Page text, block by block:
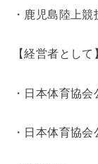
・鹿児島陸上
【経営者として
・日本体育協
・日本体育協